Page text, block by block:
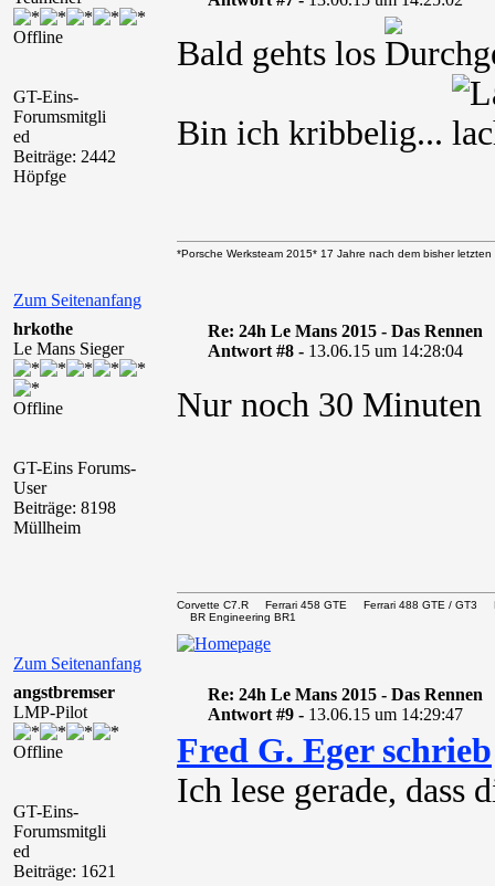
Offline
GT-Eins-
Forumsmitgli
ed
Beiträge: 2442
Höpfge
Bald gehts los
Bin ich kribbelig...
Zum Seitenanfang
*Porsche Werksteam 2015* 17 Jahre nach dem bisher
hrkothe
Le Mans Sieger
Offline
GT-Eins Forums-
User
Beiträge: 8198
Müllheim
Re: 24h Le Mans 2015 - Das Rennen
Antwort #8 - 13.06.15 um 14:28:04
Nur noch 30
Zum Seitenanfang
Corvette C7.R Ferrari 458 GTE Ferrari 488 GTE /
BR Engineering BR1
angstbremser
LMP-Pilot
Offline
GT-Eins-
Forumsmitgli
ed
Beiträge: 1621
Re: 24h Le Mans 2015 - Das Rennen
Antwort #9 - 13.06.15 um 14:29:47
Fred G. Eger schrieb
Ich lese gerade, dass